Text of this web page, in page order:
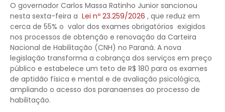
O governador Carlos Massa Ratinho Junior sancionou
nesta sexta-feira a Lei nº 23.259/2026 , que reduz em
cerca de 55% o valor dos exames obrigatórios exigidos
nos processos de obtenção e renovação da Carteira
Nacional de Habilitação (CNH) no Paraná. A nova
legislação transforma a cobrança dos serviços em preço
público e estabelece um teto de R$ 180 para os exames
de aptidão física e mental e de avaliação psicológica,
ampliando o acesso dos paranaenses ao processo de
habilitação.